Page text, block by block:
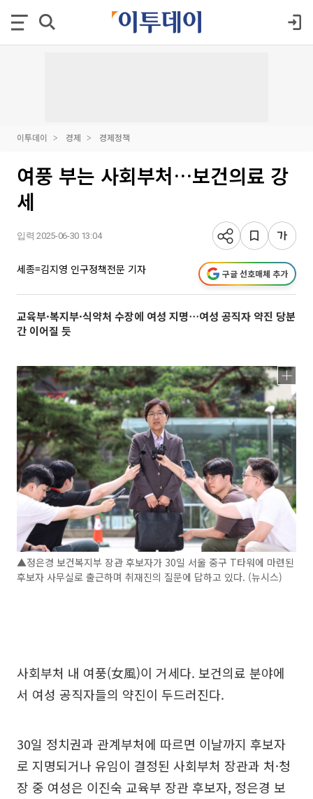
이투데이 경제 경제정책
여풍 부는 사회부처…보건의료 강
세
입력 2025-06-30 13:04
세종=김지영 인구정책전문 기자 구글 선호매체 추가
교육부·복지부·식약처 수장에 여성 지명⋯여성 공직자 약진 당분
간 이어질 듯
▲정은경 보건복지부 장관 후보자가 30일 서울 중구 T타워에 마련된
후보자 사무실로 출근하며 취재진의 질문에 답하고 있다. (뉴시스)
사회부처 내 여풍(女風)이 거세다. 보건의료 분야에
서 여성 공직자들의 약진이 두드러진다.
30일 정치권과 관계부처에 따르면 이날까지 후보자
로 지명되거나 유임이 결정된 사회부처 장관과 처·청
장 중 여성은 이진숙 교육부 장관 후보자, 정은경 보